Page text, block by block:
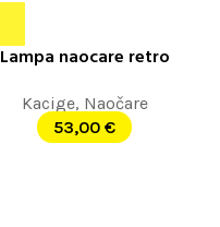
Lampa naocare retro
Kacige, Naočare
53,00 €